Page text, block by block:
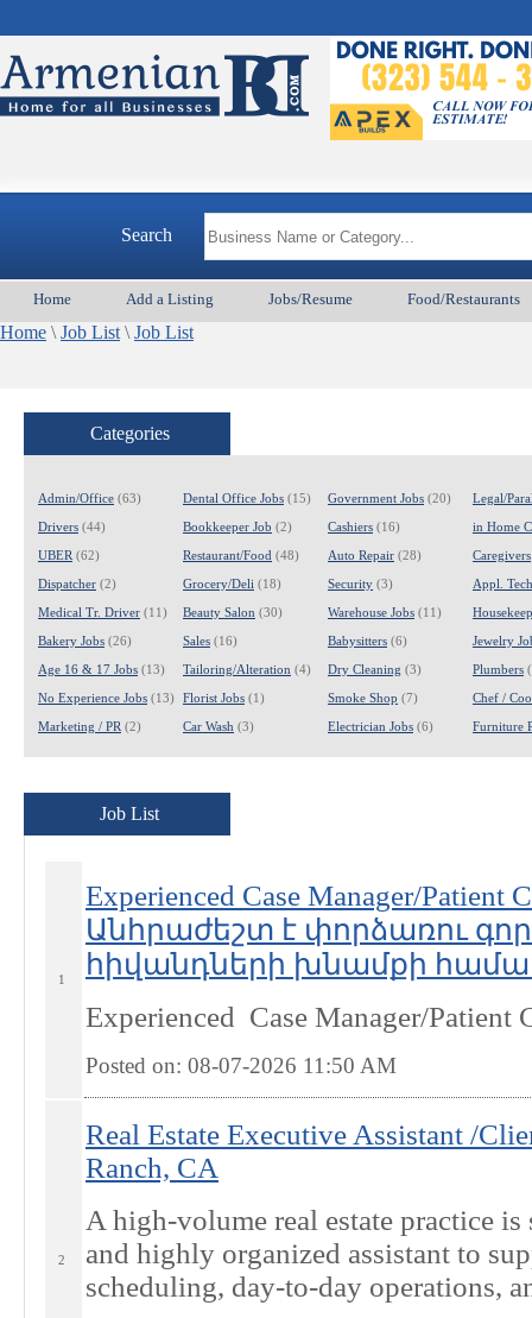
Search
Home Add a Listing Jobs/Resume Food/Restaurants
Home \ Job List \ Job List
Categories
Admin/Office (63)
Drivers (44)
UBER (62)
Dental Office Jobs (15)
Bookkeeper Job (2)
Restaurant/Food (48)
Government Jobs (20)
Cashiers (16)
Auto Repair (28)
Legal/
in Home
Caregivers
Dispatcher (2)
Medical Tr. Driver (11)
Bakery Jobs (26)
Grocery/Deli (18)
Beauty Salon (30)
Sales (16)
Security (3)
Warehouse Jobs (11)
Babysitters (6)
Appl.
Jewelry
Age 16 & 17 Jobs (13)
No Experience Jobs (13)
Marketing / PR (2)
Tailoring/Alteration (4)
Florist Jobs (1)
Car Wash (3)
Dry Cleaning (3)
Smoke Shop (7)
Electrician Jobs (6)
Plumbers
Chef /
Furniture
Job List
1
Experienced Case Manager/Patient
Անհրաժեշտ է փորձառու
հիվանդների խնամքի
Experienced Case Manager/Patient
Posted on: 08-07-2026 11:50 AM
2
Real Estate Executive Assistant /
Ranch, CA
A high-volume real estate practice
and highly organized assistant to
scheduling, day-to-day operations,